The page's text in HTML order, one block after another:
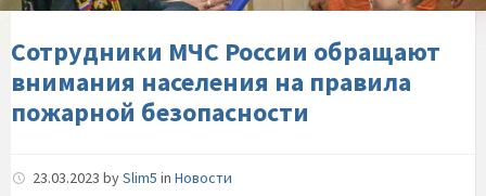
на-
правила-
безопасности
Сотрудники МЧС России обращают
внимания населения на правила
пожарной безопасности
23.03.2023 bySlim5 in Новости